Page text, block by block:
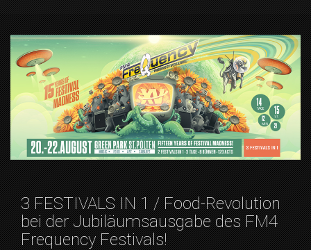
3 FESTIVALS IN 1 / Food-Revolution
bei der Jubiläumsausgabe des FM4
Frequency Festivals!